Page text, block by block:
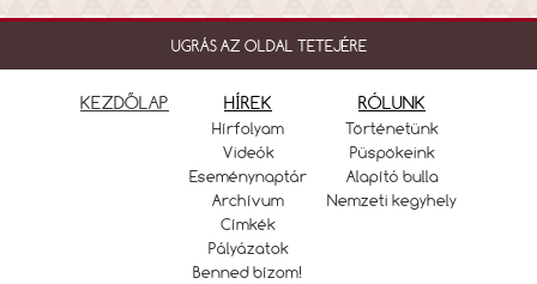
UGRÁS AZ OLDAL TETEJÉRE
KEZDŐLAP HÍREK
Hírfolyam
Videók
Eseménynaptár
Archívum
Címkék
Pályázatok
Benned bízom!
RÓLUNK
Történetünk
Püspökeink
Alapító bulla
Nemzeti kegyhely